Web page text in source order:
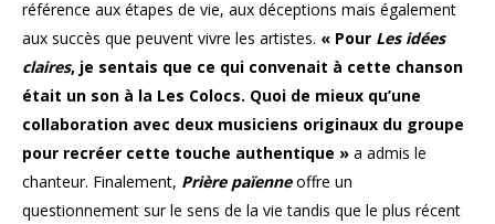
référence aux étapes de vie, aux déceptions mais également
aux succès que peuvent vivre les artistes. « Pour Les idées
claires, je sentais que ce qui convenait à cette chanson
était un son à la Les Colocs. Quoi de mieux qu’une
collaboration avec deux musiciens originaux du groupe
pour recréer cette touche authentique » a admis le
chanteur. Finalement, Prière païenneoffre un
questionnement sur le sens de la vie tandis que le plus récent